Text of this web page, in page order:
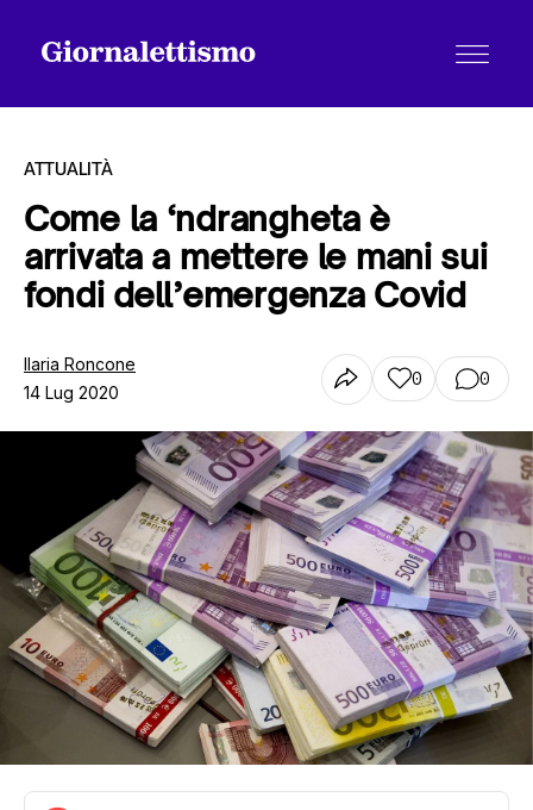
Tutti gli articoli
Chi siamo
ATTUALITÀ
Come la ‘ndrangheta è
arrivata a mettere le mani sui
fondi dell’emergenza Covid
Ilaria Roncone
14 Lug 2020
0 0